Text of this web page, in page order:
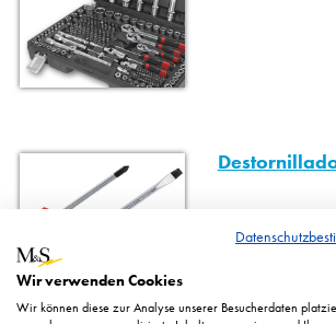
Wir verwenden Cookies
Wir können diese zur Analyse unserer Besucherdaten